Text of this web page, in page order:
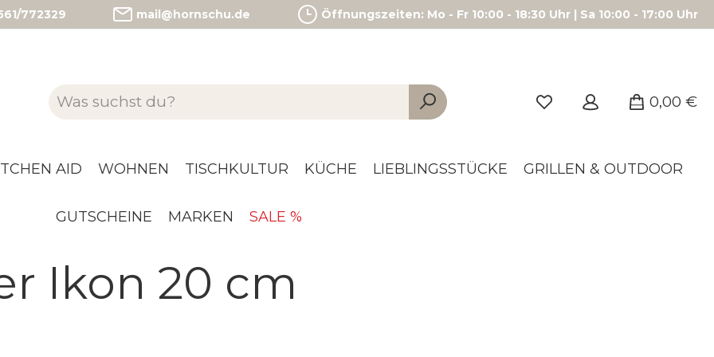
772329 mail@hornschu.de Öffnungszeiten: Mo - Fr 10:00 - 18:30 Uhr | Sa 10:00 - 17:00 Uhr
0,00 €
AID WOHNEN TISCHKULTUR KÜCHE LIEBLINGSSTÜCKE GRILLEN & OUTDOOR
GUTSCHEINE MARKEN SALE %
Ikon 20 cm